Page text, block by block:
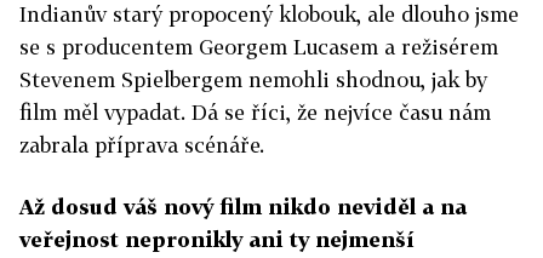
Indianův starý propocený klobouk, ale dlouho jsme
se s producentem Georgem Lucasem a režisérem
Stevenem Spielbergem nemohli shodnou, jak by
film měl vypadat. Dá se říci, že nejvíce času nám
zabrala příprava scénáře.
Až dosud váš nový film nikdo neviděl a na
veřejnost nepronikly ani ty nejmenší